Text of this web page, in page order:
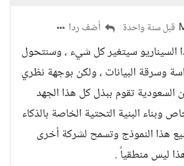
قبل سنة واحدة أضف ردا
سيتغير كل شيء ، وسنتحول
وسرقة البيانات ، ولكن بوجهة نظري
السعودية تقوم ببذل كل هذا الجهد
وبناء البنية التحتية الخاصة بالذكاء
هذا النموذج وتسمح لشركة أخرى
ليس منطقياً .